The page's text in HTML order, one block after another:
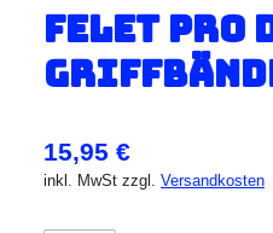
Felet Pro
15,95 €
inkl. MwSt zzgl. Versandkosten